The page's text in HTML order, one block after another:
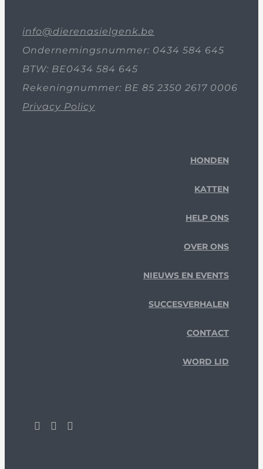
info@dierenasielgenk.be
Ondernemingsnummer: 0434 584 645
BTW: BE0434 584 645
Rekeningnummer: BE 85 2350 2617 0006
Privacy Policy
HONDEN
KATTEN
HELP ONS
OVER ONS
NIEUWS EN EVENTS
SUCCESVERHALEN
CONTACT
WORD LID